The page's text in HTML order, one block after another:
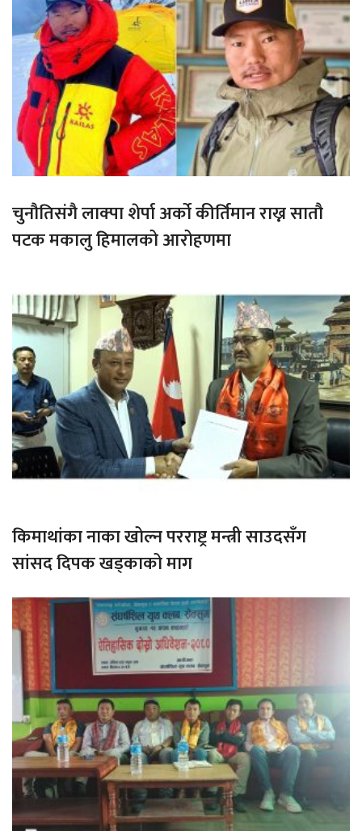
चुनौतिसंगै लाक्पा शेर्पा अर्को कीर्तिमान राख्न सातौ
पटक मकालु हिमालको आरोहणमा
किमाथांका नाका खोल्न परराष्ट्र मन्त्री साउदसँग
सांसद दिपक खड्काको माग